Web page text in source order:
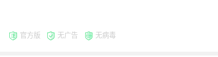
官方版 无广告 无病毒